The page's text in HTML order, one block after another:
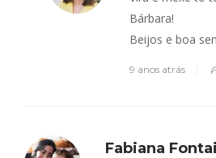
Bárbara!
Beijos e boa
9 anos atrás
Fabiana